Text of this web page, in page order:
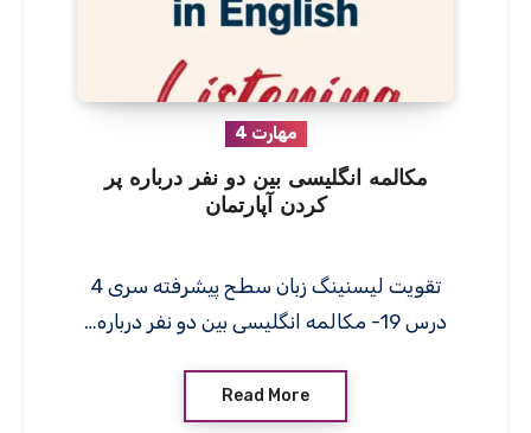
مهارت 4
مکالمه انگلیسی بین دو نفر درباره پر
کردن آپارتمان
تقویت لیسنینگ زبان سطح پیشرفته سری 4
درس 19- مکالمه انگلیسی بین دو نفر درباره…
Read More